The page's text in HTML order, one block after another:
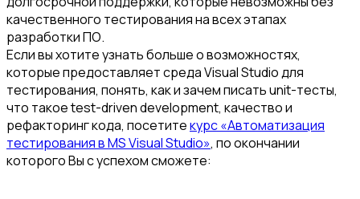
качественного тестирования на всех этапах
разработки ПО.
Если вы хотите узнать больше о возможностях,
которые предоставляет среда Visual Studio для
тестирования, понять, как и зачем писать unit-тесты,
что такое test-driven development, качество и
рефакторинг кода, посетитекурс «Автоматизация
тестирования в MS Visual Studio», по окончании
которого Вы с успехом сможете: